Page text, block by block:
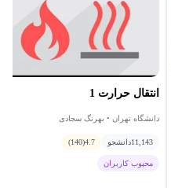
انتقال حرارت 1
دانشگاه تهران • بهرنگ سجادی
11,143دانشجو 4.7
(140)
محبوب کاربران